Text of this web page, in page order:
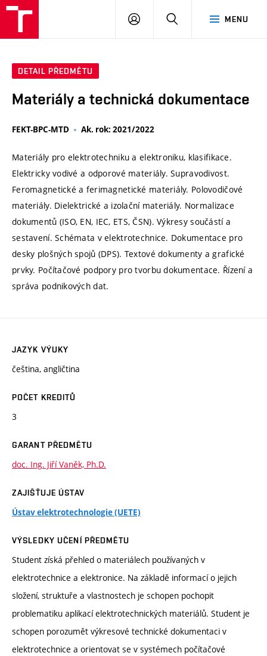
MENU
PŘIHLÁSIT
DETAIL PŘEDMĚTU
Materiály a technická dokumentace
FEKT-BPC-MTD Ak. rok: 2021/2022
Materiály pro elektrotechniku a elektroniku, klasifikace.
Elektricky vodivé a odporové materiály. Supravodivost.
Feromagnetické a ferimagnetické materiály. Polovodičové
materiály. Dielektrické a izolační materiály. Normalizace
dokumentů (ISO, EN, IEC, ETS, ČSN). Výkresy součástí a
sestavení. Schémata v elektrotechnice. Dokumentace pro
desky plošných spojů (DPS). Textové dokumenty a grafické
prvky. Počítačové podpory pro tvorbu dokumentace. Řízení a
správa podnikových dat.
JAZYK VÝUKY
čeština, angličtina
POČET KREDITŮ
3
GARANT PŘEDMĚTU
doc. Ing. Jiří Vaněk, Ph.D.
ZAJIŠŤUJE ÚSTAV
Ústav elektrotechnologie (UETE)
VÝSLEDKY UČENÍ PŘEDMĚTU
Student získá přehled o materiálech používaných v
elektrotechnice a elektronice. Na základě informací o jejich
složení, struktuře a vlastnostech je schopen pochopit
problematiku aplikací elektrotechnických materiálů. Student je
schopen porozumět výkresové technické dokumentaci v
elektrotechnice a orientovat se v systémech počítačové